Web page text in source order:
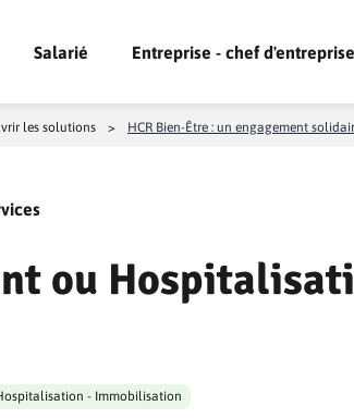
Salarié Entreprise - chef d'entreprise
les solutions > HCR Bien-Être : un engagement
ou
- Immobilisation